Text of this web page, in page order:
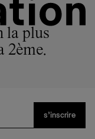
la plus
2ème.
s’inscrire